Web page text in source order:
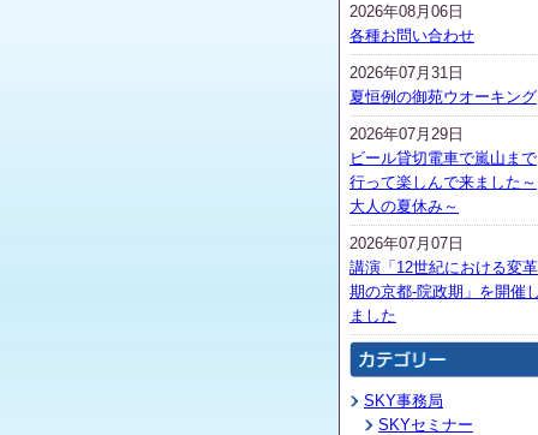
2026年08月06日
各種お問い合わせ
2026年07月31日
夏恒例の御苑ウオーキング
2026年07月29日
ビール貸切電車で嵐山まで
行って楽しんで来ました～
大人の夏休み～
2026年07月07日
講演「12世紀における変革
期の京都-院政期」を開催し
ました
SKY事務局
SKYセミナー